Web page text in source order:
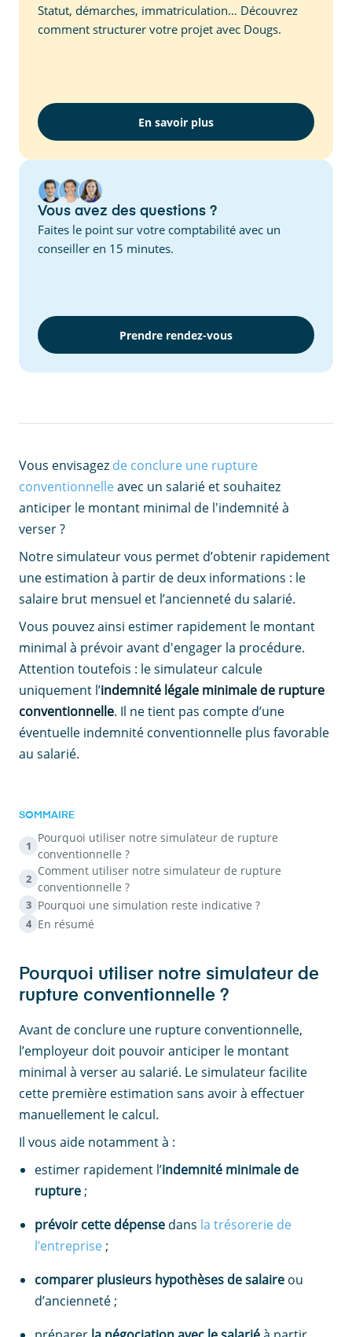
Statut, démarches, immatriculation… Découvrez
comment structurer votre projet avec Dougs.
En savoir plus
Vous avez des questions ?
Faites le point sur votre comptabilité avec un
conseiller en 15 minutes.
Prendre rendez-vous
Vous envisagez de conclure une rupture
conventionnelleavec un salarié et souhaitez
anticiper le montant minimal de l'indemnité à
verser ?
Notre simulateur vous permet d’obtenir rapidement
une estimation à partir de deux informations : le
salaire brut mensuel et l’ancienneté du salarié.
Vous pouvez ainsi estimer rapidement le montant
minimal à prévoir avant d'engager la procédure.
Attention toutefois : le simulateur calcule
uniquement l’indemnité légale minimale de rupture
conventionnelle. Il ne tient pas compte d’une
éventuelle indemnité conventionnelle plus favorable
au salarié.
SOMMAIRE
1
Pourquoi utiliser notre simulateur de rupture
conventionnelle ?
2
Comment utiliser notre simulateur de rupture
conventionnelle ?
3 Pourquoi une simulation reste indicative ?
4 En résumé
Pourquoi utiliser notre simulateur de
rupture conventionnelle ?
Avant de conclure une rupture conventionnelle,
l’employeur doit pouvoir anticiper le montant
minimal à verser au salarié. Le simulateur facilite
cette première estimation sans avoir à effectuer
manuellement le calcul.
Il vous aide notamment à :
estimer rapidement l’indemnité minimale de
rupture ;
prévoir cette dépense dans la trésorerie de
l’entreprise ;
comparer plusieurs hypothèses de salaire ou
d’ancienneté ;